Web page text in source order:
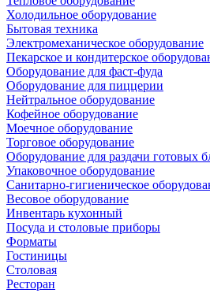
Холодильное оборудование
Бытовая техника
Электромеханическое оборудование
Пекарское и кондитерское
Оборудование для фаст-фуда
Оборудование для пиццерии
Нейтральное оборудование
Кофейное оборудование
Моечное оборудование
Торговое оборудование
Оборудование для раздачи готовых
Упаковочное оборудование
Санитарно-гигиеническое
Весовое оборудование
Инвентарь кухонный
Посуда и столовые приборы
Форматы
Гостиницы
Столовая
Ресторан